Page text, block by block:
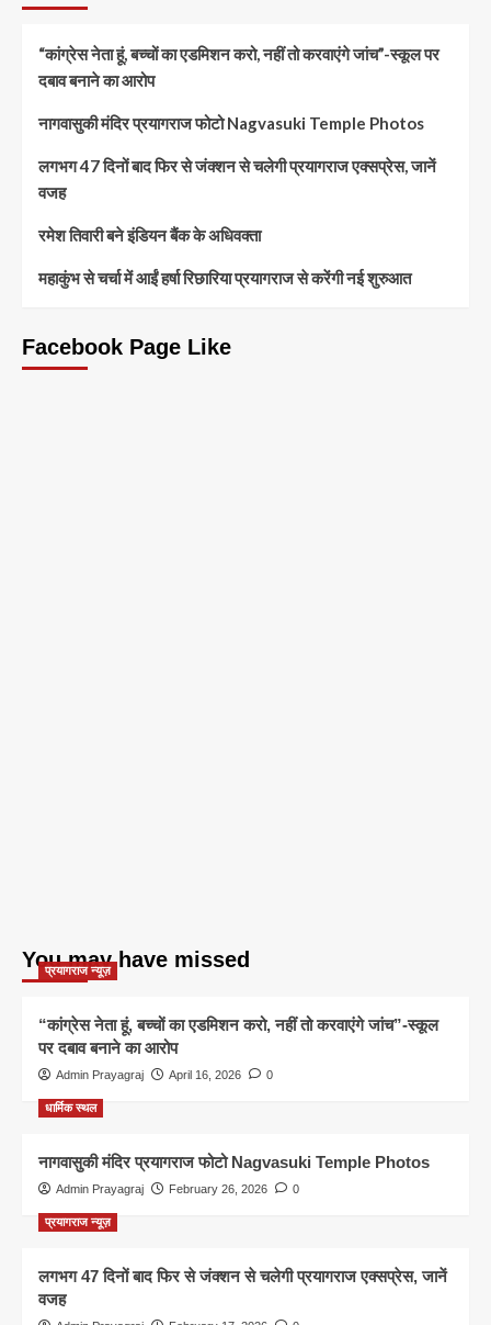
“कांग्रेस नेता हूं, बच्चों का एडमिशन करो, नहीं तो करवाएंगे जांच”-स्कूल पर
दबाव बनाने का आरोप
नागवासुकी मंदिर प्रयागराज फोटो Nagvasuki Temple Photos
लगभग 47 दिनों बाद फिर से जंक्शन से चलेगी प्रयागराज एक्सप्रेस, जानें
वजह
रमेश तिवारी बने इंडियन बैंक के अधिवक्ता
महाकुंभ से चर्चा में आईं हर्षा रिछारिया प्रयागराज से करेंगी नई शुरुआत
Facebook Page Like
You may have missed
प्रयागराज न्यूज़
“कांग्रेस नेता हूं, बच्चों का एडमिशन करो, नहीं तो करवाएंगे जांच”-स्कूल
पर दबाव बनाने का आरोप
Admin Prayagraj April 16, 2026 0
धार्मिक स्थल
नागवासुकी मंदिर प्रयागराज फोटो Nagvasuki Temple Photos
Admin Prayagraj February 26, 2026 0
प्रयागराज न्यूज़
लगभग 47 दिनों बाद फिर से जंक्शन से चलेगी प्रयागराज एक्सप्रेस, जानें
वजह